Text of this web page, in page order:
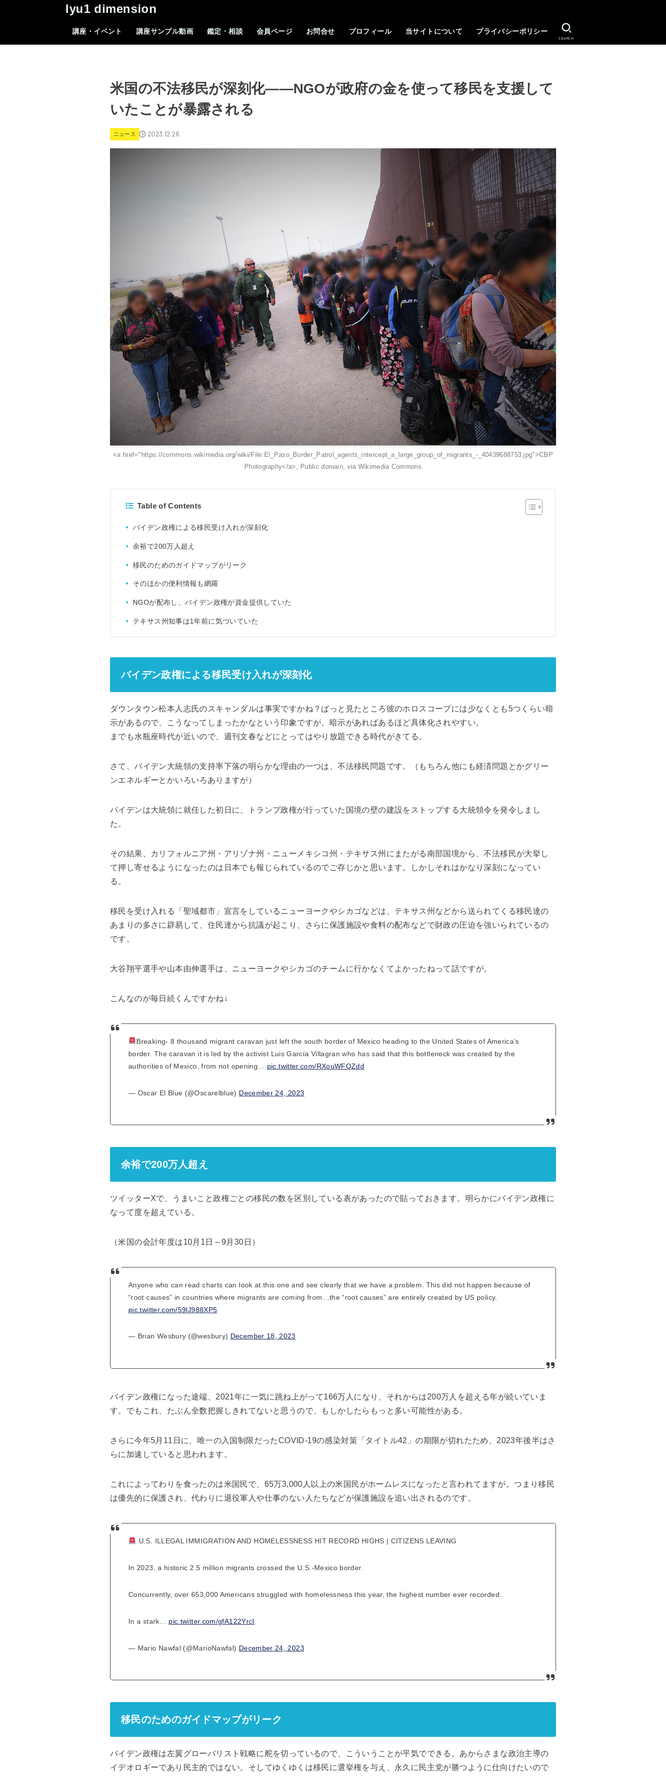
lyu1 dimension
講座・イベント 講座サンプル動画 鑑定・相談 会員ページ お問合せ プロフィール 当サイトについて プライバシーポリシー
SEARCH
米国の不法移民が深刻化――NGOが政府の金を使って移民を支援して
いたことが暴露される
ニュース 2023.12.26
<a href="https://commons.wikimedia.org/wiki/File:El_Paso_Border_Patrol_agents_intercept_a_large_group_of_migrants_-_40439688753.jpg">CBP
Photography</a>, Public domain, via Wikimedia Commons
Table of Contents
バイデン政権による移民受け入れが深刻化
余裕で200万人超え
移民のためのガイドマップがリーク
そのほかの便利情報も網羅
NGOが配布し、バイデン政権が資金提供していた
テキサス州知事は1年前に気づいていた
バイデン政権による移民受け入れが深刻化
ダウンタウン松本人志氏のスキャンダルは事実ですかね？ぱっと見たところ彼のホロスコープには少なくとも5つくらい暗
示があるので、こうなってしまったかなという印象ですが。暗示があればあるほど具体化されやすい。
までも水瓶座時代が近いので、週刊文春などにとってはやり放題できる時代がきてる。
さて、バイデン大統領の支持率下落の明らかな理由の一つは、不法移民問題です。（もちろん他にも経済問題とかグリー
ンエネルギーとかいろいろありますが）
バイデンは大統領に就任した初日に、トランプ政権が行っていた国境の壁の建設をストップする大統領令を発令しまし
た。
その結果、カリフォルニア州・アリゾナ州・ニューメキシコ州・テキサス州にまたがる南部国境から、不法移民が大挙し
て押し寄せるようになったのは日本でも報じられているのでご存じかと思います。しかしそれはかなり深刻になってい
る。
移民を受け入れる「聖域都市」宣言をしているニューヨークやシカゴなどは、テキサス州などから送られてくる移民達の
あまりの多さに辟易して、住民達から抗議が起こり、さらに保護施設や食料の配布などで財政の圧迫を強いられているの
です。
大谷翔平選手や山本由伸選手は、ニューヨークやシカゴのチームに行かなくてよかったねって話ですが。
こんなのが毎日続くんですかね↓
Breaking- 8 thousand migrant caravan just left the south border of Mexico heading to the United States of America’s
border. The caravan it is led by the activist Luis García Villagran who has said that this bottleneck was created by the
authorities of Mexico, from not opening… pic.twitter.com/RXouWFQZdd
— Oscar El Blue (@Oscarelblue) December 24, 2023
余裕で200万人超え
ツイッターXで、うまいこと政権ごとの移民の数を区別している表があったので貼っておきます。明らかにバイデン政権に
なって度を超えている。
（米国の会計年度は10月1日～9月30日）
Anyone who can read charts can look at this one and see clearly that we have a problem. This did not happen because of
“root causes” in countries where migrants are coming from…the “root causes” are entirely created by US policy.
pic.twitter.com/59lJ988XP5
— Brian Wesbury (@wesbury) December 18, 2023
バイデン政権になった途端、2021年に一気に跳ね上がって166万人になり、それからは200万人を超える年が続いていま
す。でもこれ、たぶん全数把握しきれてないと思うので、もしかしたらもっと多い可能性がある。
さらに今年5月11日に、唯一の入国制限だったCOVID-19の感染対策「タイトル42」の期限が切れたため、2023年後半はさ
らに加速していると思われます。
これによってわりを食ったのは米国民で、65万3,000人以上の米国民がホームレスになったと言われてますが。つまり移民
は優先的に保護され、代わりに退役軍人や仕事のない人たちなどが保護施設を追い出されるのです。
U.S. ILLEGAL IMMIGRATION AND HOMELESSNESS HIT RECORD HIGHS | CITIZENS LEAVING
In 2023, a historic 2.5 million migrants crossed the U.S.-Mexico border.
Concurrently, over 653,000 Americans struggled with homelessness this year, the highest number ever recorded.
In a stark… pic.twitter.com/gfA122YrcI
— Mario Nawfal (@MarioNawfal) December 24, 2023
移民のためのガイドマップがリーク
バイデン政権は左翼グローバリスト戦略に舵を切っているので、こういうことが平気でできる。あからさまな政治主導の
イデオロギーであり民主的ではない。そしてゆくゆくは移民に選挙権を与え、永久に民主党が勝つように仕向けたいので